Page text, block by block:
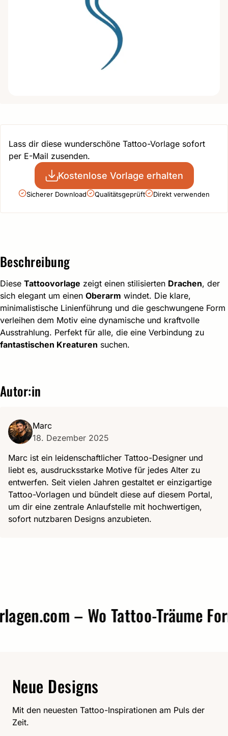
Lass dir diese wunderschöne Tattoo-Vorlage sofort
per E-Mail zusenden.
Kostenlose Vorlage erhalten
Sicherer Download Qualitätsgeprüft Direkt verwenden
Beschreibung
Diese Tattoovorlage zeigt einen stilisierten Drachen, der
sich elegant um einen Oberarm windet. Die klare,
minimalistische Linienführung und die geschwungene Form
verleihen dem Motiv eine dynamische und kraftvolle
Ausstrahlung. Perfekt für alle, die eine Verbindung zu
fantastischen Kreaturen suchen.
Autor:in
Marc
18. Dezember 2025
Marc ist ein leidenschaftlicher Tattoo-Designer und
liebt es, ausdrucksstarke Motive für jedes Alter zu
entwerfen. Seit vielen Jahren gestaltet er einzigartige
Tattoo-Vorlagen und bündelt diese auf diesem Portal,
um dir eine zentrale Anlaufstelle mit hochwertigen,
sofort nutzbaren Designs anzubieten.
– Wo Tattoo-Träume Form
Neue Designs
Mit den neuesten Tattoo-Inspirationen am Puls der
Zeit.